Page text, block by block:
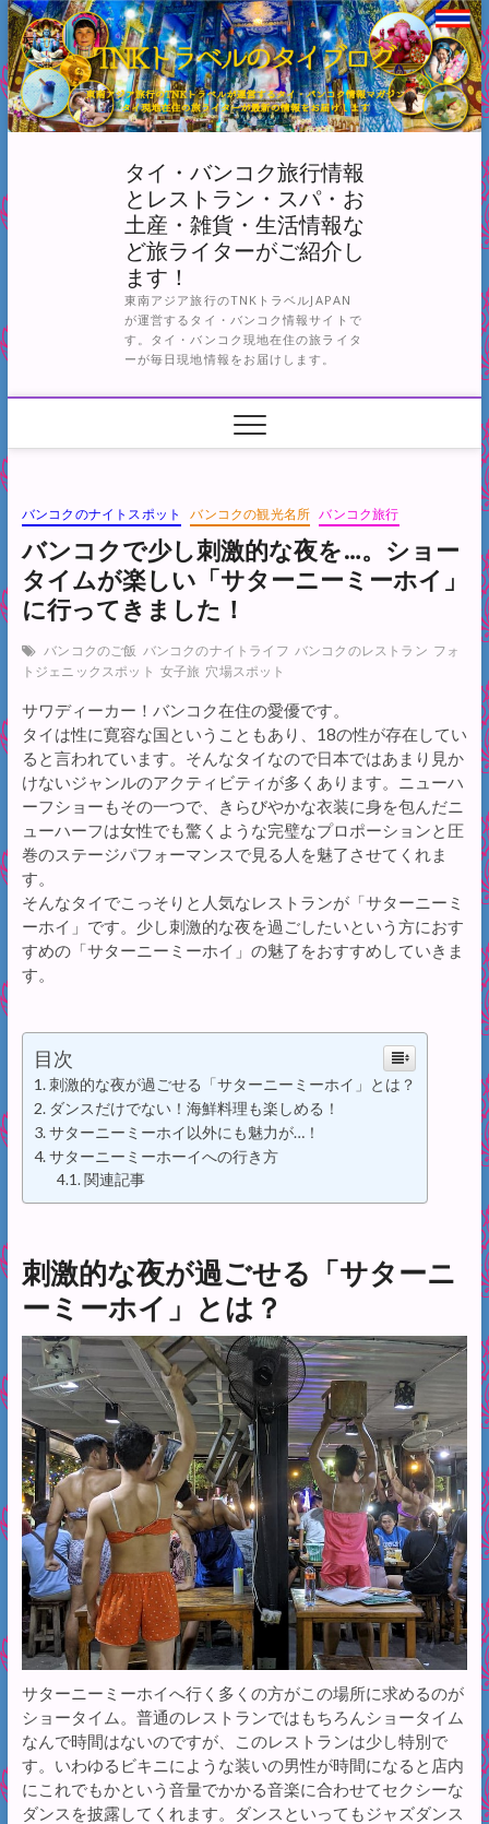
Skip
to
content
タイ・バンコク旅行情報
とレストラン・スパ・お
土産・雑貨・生活情報な
ど旅ライターがご紹介し
ます！
東南アジア旅行のTNKトラベルJAPAN
が運営するタイ・バンコク情報サイトで
す。タイ・バンコク現地在住の旅ライタ
ーが毎日現地情報をお届けします。
バンコクのナイトスポット バンコクの観光名所 バンコク旅行
バンコクで少し刺激的な夜を…。ショー
タイムが楽しい「サターニーミーホイ」
に行ってきました！
バンコクのご飯 バンコクのナイトライフ バンコクのレストラン フォ
トジェニックスポット 女子旅 穴場スポット
サワディーカー！バンコク在住の愛優です。
タイは性に寛容な国ということもあり、18の性が存在してい
ると言われています。そんなタイなので日本ではあまり見か
けないジャンルのアクティビティが多くあります。ニューハ
ーフショーもその一つで、きらびやかな衣装に身を包んだニ
ューハーフは女性でも驚くような完璧なプロポーションと圧
巻のステージパフォーマンスで見る人を魅了させてくれま
す。
そんなタイでこっそりと人気なレストランが「サターニーミ
ーホイ」です。少し刺激的な夜を過ごしたいという方におす
すめの「サターニーミーホイ」の魅了をおすすめしていきま
す。
目次
刺激的な夜が過ごせる「サターニーミーホイ」とは？
ダンスだけでない！海鮮料理も楽しめる！
サターニーミーホイ以外にも魅力が…！
サターニーミーホーイへの行き方
関連記事
刺激的な夜が過ごせる「サターニ
ーミーホイ」とは？
サターニーミーホイへ行く多くの方がこの場所に求めるのが
ショータイム。普通のレストランではもちろんショータイム
なんで時間はないのですが、このレストランは少し特別で
す。いわゆるビキニにような装いの男性が時間になると店内
にこれでもかという音量でかかる音楽に合わせてセクシーな
ダンスを披露してくれます。ダンスといってもジャズダンス